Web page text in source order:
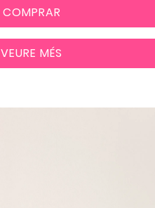
COMPRAR
VEURE MÉS